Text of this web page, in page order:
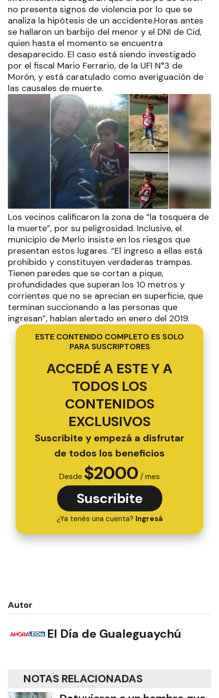
no presenta signos de violencia por lo que se
analiza la hipótesis de un accidente.Horas antes
se hallaron un barbijo del menor y el DNI de Cid,
quien hasta el momento se encuentra
desaparecido. El caso está siendo investigado
por el fiscal Mario Ferrario, de la UFI N°3 de
Morón, y está caratulado como averiguación de
las causales de muerte.
Los vecinos calificaron la zona de “la tosquera de
la muerte”, por su peligrosidad. Inclusive, el
municipio de Merlo insiste en los riesgos que
presentan estos lugares. “El ingreso a ellas está
prohibido y constituyen verdaderas trampas.
Tienen paredes que se cortan a pique,
profundidades que superan los 10 metros y
corrientes que no se aprecian en superficie, que
terminan succionando a las personas que
ingresan”, habían alertado en enero del 2019.
ESTE CONTENIDO COMPLETO ES SOLO
PARA SUSCRIPTORES
ACCEDÉ A ESTE Y A
TODOS LOS
CONTENIDOS
EXCLUSIVOS
Suscribite y empezá a disfrutar
de todos los beneficios
Desde $2000 / mes
Suscribite
¿Ya tenés una cuenta? Ingresá
Autor
El Día de Gualeguaychú
NOTAS RELACIONADAS